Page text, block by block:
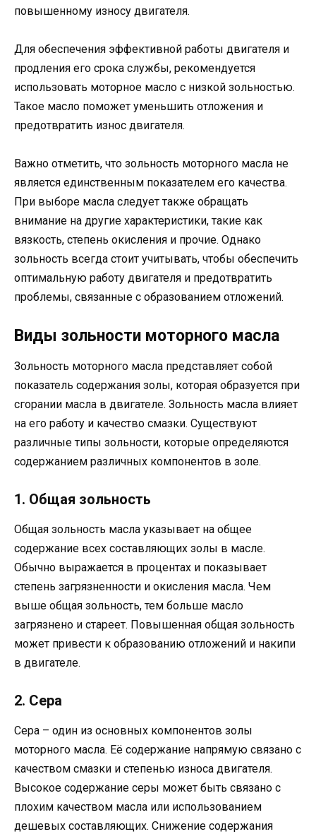
повышенному износу двигателя.
Для обеспечения эффективной работы двигателя и
продления его срока службы, рекомендуется
использовать моторное масло с низкой зольностью.
Такое масло поможет уменьшить отложения и
предотвратить износ двигателя.
Важно отметить, что зольность моторного масла не
является единственным показателем его качества.
При выборе масла следует также обращать
внимание на другие характеристики, такие как
вязкость, степень окисления и прочие. Однако
зольность всегда стоит учитывать, чтобы обеспечить
оптимальную работу двигателя и предотвратить
проблемы, связанные с образованием отложений.
Виды зольности моторного масла
Зольность моторного масла представляет собой
показатель содержания золы, которая образуется при
сгорании масла в двигателе. Зольность масла влияет
на его работу и качество смазки. Существуют
различные типы зольности, которые определяются
содержанием различных компонентов в золе.
1. Общая зольность
Общая зольность масла указывает на общее
содержание всех составляющих золы в масле.
Обычно выражается в процентах и показывает
степень загрязненности и окисления масла. Чем
выше общая зольность, тем больше масло
загрязнено и стареет. Повышенная общая зольность
может привести к образованию отложений и накипи
в двигателе.
2. Сера
Сера – один из основных компонентов золы
моторного масла. Её содержание напрямую связано с
качеством смазки и степенью износа двигателя.
Высокое содержание серы может быть связано с
плохим качеством масла или использованием
дешевых составляющих. Снижение содержания